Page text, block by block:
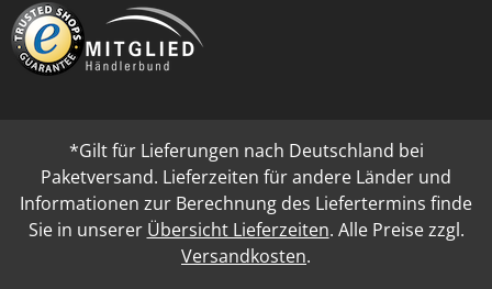
*Gilt für Lieferungen nach Deutschland bei
Paketversand. Lieferzeiten für andere Länder und
Informationen zur Berechnung des Liefertermins finde
Sie in unserer Übersicht Lieferzeiten. Alle Preise zzgl.
Versandkosten.